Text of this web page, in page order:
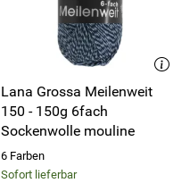
Lana Grossa Meilenweit
150 - 150g 6fach
Sockenwolle mouline
6 Farben
Sofort lieferbar